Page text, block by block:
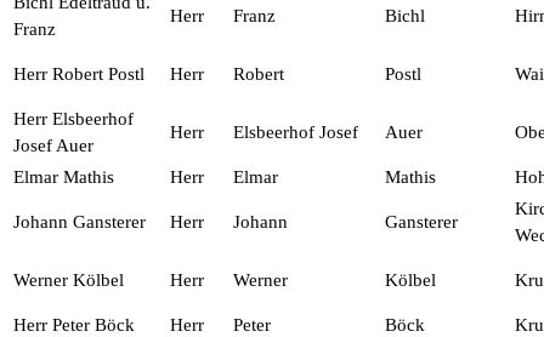
Franz
Herr Franz Bichl
Herr Robert Postl Herr Robert Postl
Herr Elsbeerhof
Josef Auer
Herr Elsbeerhof Josef Auer
Elmar Mathis Herr Elmar Mathis
Johann Gansterer Herr Johann Gansterer
Werner Kölbel Herr Werner Kölbel
Herr Peter Böck Herr Peter Böck